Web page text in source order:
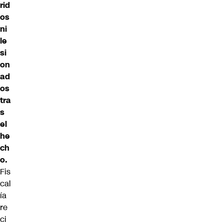
rid
os
ni
le
si
on
ad
os
tra
s
el
he
ch
o.
Fis
cal
ía
re
ci